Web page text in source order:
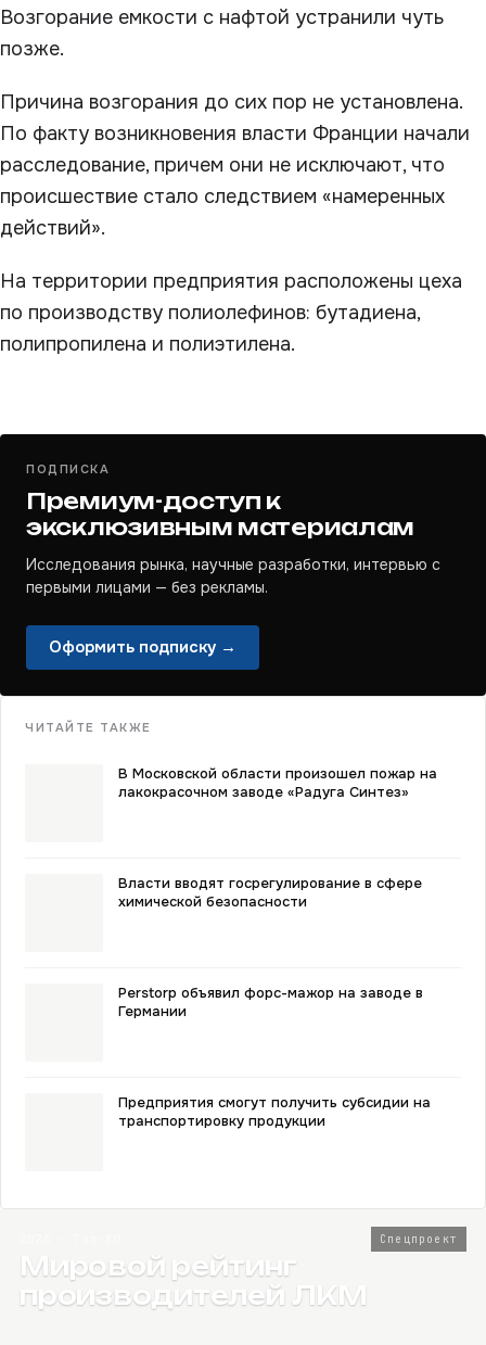
Возгорание емкости с нафтой устранили чуть
позже.
Причина возгорания до сих пор не установлена.
По факту возникновения власти Франции начали
расследование, причем они не исключают, что
происшествие стало следствием «намеренных
действий».
На территории предприятия расположены цеха
по производству полиолефинов: бутадиена,
полипропилена и полиэтилена.
ПОДПИСКА
Премиум-доступ к
эксклюзивным материалам
Исследования рынка, научные разработки, интервью с
первыми лицами — без рекламы.
Оформить подписку →
ЧИТАЙТЕ ТАКЖЕ
В Московской области произошел пожар на
лакокрасочном заводе «Радуга Синтез»
Власти вводят госрегулирование в сфере
химической безопасности
Perstorp объявил форс-мажор на заводе в
Германии
Предприятия смогут получить субсидии на
транспортировку продукции
Спецпроект
Мировой рейтинг
производителей ЛКМ